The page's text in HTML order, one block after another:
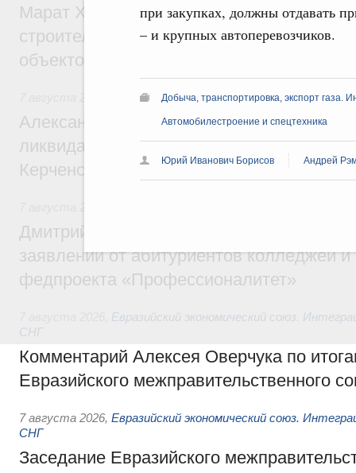
при закупках, должны отдавать
– и крупных автоперевозчиков.
Добыча, транспортировка, экспорт газа.
Автомобилестроение и спецтехника
Юрий Иванович Борисов Андрей
Марат Хуснуллин: «Единый заказчик»
строительство и реконструкцию более
объектов
Чрезвычайные ситуации и ликвидация их
Александр Козлов провёл заседание
ликвидации последствий чрезвычайной
Керченском проливе
Дмитрий Чернышенко: Установлен
заявлений от абитуриентов колледжей и
федпроекта «Профессионалитет»
Евразийский экономический союз.
СНГ
Комментарий Алексея Оверчука по
Евразийского межправительственного
7 августа 2026, Евразийский экономический союз.
СНГ
Заседание Евразийского